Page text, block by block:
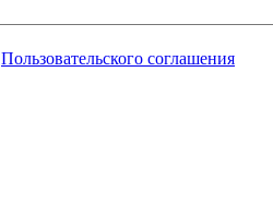
Пользовательского соглашения